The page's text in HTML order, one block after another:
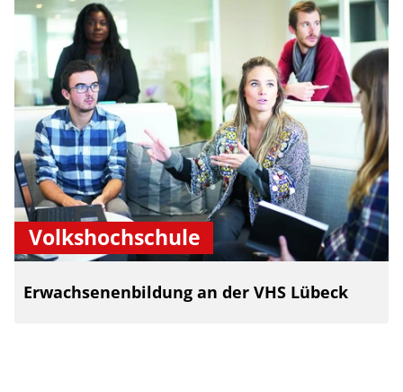
Volkshochschule
Erwachsenenbildung an der VHS Lübeck